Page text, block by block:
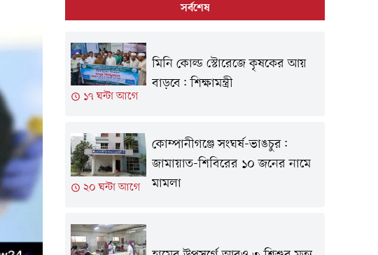
সর্বশেষ
১৭ ঘন্টা আগে
মিনি কোল্ড স্টোরেজে কৃষকের আয়
বাড়বে: শিক্ষামন্ত্রী
২০ ঘন্টা আগে
কোম্পানীগঞ্জে সংঘর্ষ-ভাঙচুর:
জামায়াত-শিবিরের ১০ জনের নামে
মামলা